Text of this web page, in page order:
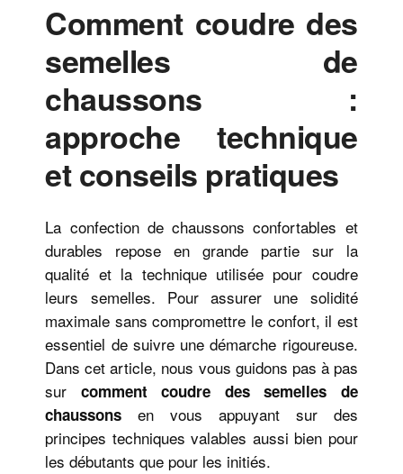
Comment coudre des
semelles de
chaussons :
approche technique
et conseils pratiques
La confection de chaussons confortables et
durables repose en grande partie sur la
qualité et la technique utilisée pour coudre
leurs semelles. Pour assurer une solidité
maximale sans compromettre le confort, il est
essentiel de suivre une démarche rigoureuse.
Dans cet article, nous vous guidons pas à pas
sur comment coudre des semelles de
chaussons en vous appuyant sur des
principes techniques valables aussi bien pour
les débutants que pour les initiés.